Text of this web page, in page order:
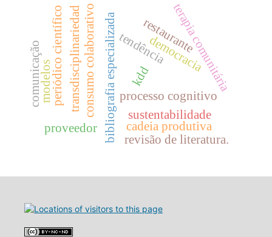
processo cognitivo
consumo colaborativobibliografia especializada
transdisciplinariedad kdd terapia comunitária
sustentabilidade
cadeia produtiva
tendênciademocracia
revisão de literatura.
periódico científico
modelos
comunicação
proveedor
restaurante